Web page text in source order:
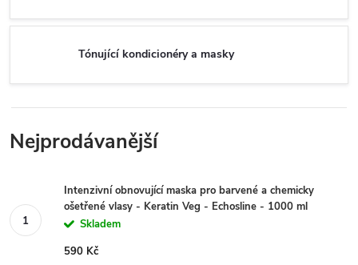
Tónující kondicionéry a masky
Nejprodávanější
Intenzivní obnovující maska pro barvené a chemicky
ošetřené vlasy - Keratin Veg - Echosline - 1000 ml
Skladem
590 Kč